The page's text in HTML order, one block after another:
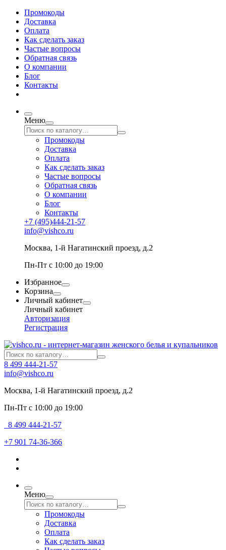
Промокоды
Доставка
Оплата
Как сделать заказ
Частые вопросы
Обратная связь
О компании
Блог
Контакты
Меню
Промокоды
Доставка
Оплата
Как сделать заказ
Частые вопросы
Обратная связь
О компании
Блог
Контакты
+7 (495)444-21-57
info@vishco.ru
Москва, 1-й Нагатинский проезд, д.2
Пн-Пт с 10:00 до 19:00
Избранное
Корзина
Личный кабинет
Личный кабинет
Авторизация
Регистрация
8 499 444-21-57
info@vishco.ru
Москва, 1-й Нагатинский проезд, д.2
Пн-Пт с 10:00 до 19:00
8 499 444-21-57
+7 901 74-36-366
Меню
Промокоды
Доставка
Оплата
Как сделать заказ